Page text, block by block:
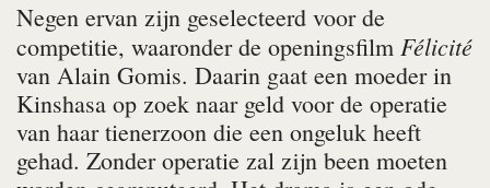
Negen ervan zijn geselecteerd voor de
competitie, waaronder de openingsfilm Félicité
van Alain Gomis. Daarin gaat een moeder in
Kinshasa op zoek naar geld voor de operatie
van haar tienerzoon die een ongeluk heeft
gehad. Zonder operatie zal zijn been moeten